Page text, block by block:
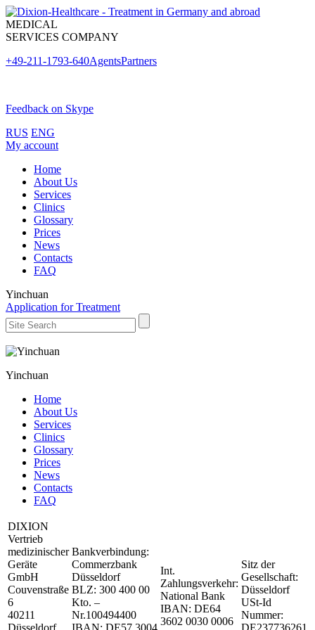
MEDICAL
SERVICES COMPANY
+49-211-1793-640AgentsPartners
Feedback on Skype
RUS ENG
My account
Home
About Us
Services
Clinics
Glossary
Prices
News
Contacts
FAQ
Yinchuan
Application for Treatment
Yinchuan
Home
About Us
Services
Clinics
Glossary
Prices
News
Contacts
FAQ
DIXION
Vertrieb
medizinischer
Geräte
GmbH
Couvenstraße
6
40211
Düsseldorf
Bankverbindung:
Commerzbank
Düsseldorf
BLZ: 300 400 00
Kto. –
Nr.100494400
IBAN: DE57 3004
Int.
Zahlungsverkehr:
National Bank
IBAN: DE64
3602 0030 0006
Sitz der
Gesellschaft:
Düsseldorf
USt-Id
Nummer:
DE237736261